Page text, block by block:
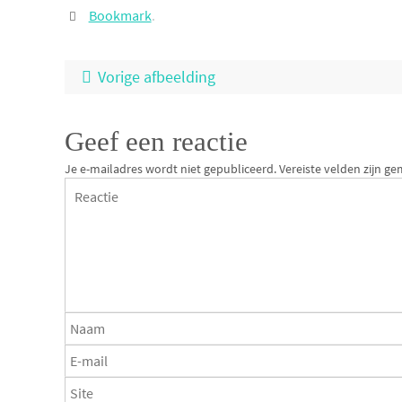
Bookmark.
Vorige afbeelding
Geef een reactie
Je e-mailadres wordt niet gepubliceerd.Vereiste velden zijn